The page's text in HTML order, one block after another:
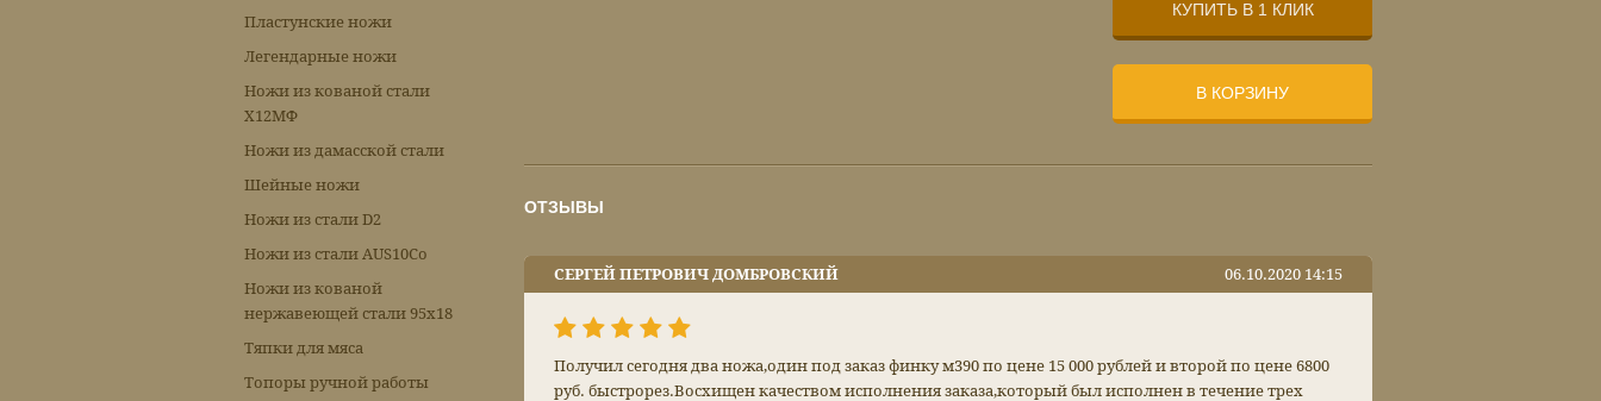
КУПИТЬ В 1 КЛИК
В КОРЗИНУ
ОТЗЫВЫ
СЕРГЕЙ ПЕТРОВИЧ ДОМБРОВСКИЙ 06.10.2020 14:15
Получил сегодня два ножа,один под заказ финку м390 по цене 15 000 рублей и второй по цене 6800
руб. быстрорез.Восхищен качеством исполнения заказа,который был исполнен в течение трех
Пластунские ножи
Легендарные ножи
Ножи из кованой стали
Х12МФ
Ножи из дамасской стали
Шейные ножи
Ножи из стали D2
Ножи из стали AUS10Co
Ножи из кованой
нержавеющей стали 95х18
Тяпки для мяса
Топоры ручной работы